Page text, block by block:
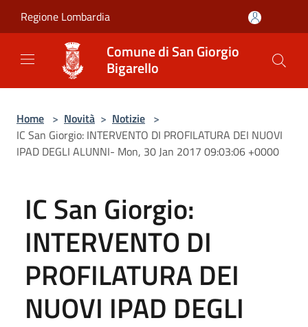
Regione Lombardia
Comune di San Giorgio
Bigarello
Home > Novità > Notizie >
IC San Giorgio: INTERVENTO DI PROFILATURA DEI NUOVI
IPAD DEGLI ALUNNI- Mon, 30 Jan 2017 09:03:06 +0000
IC San Giorgio:
INTERVENTO DI
PROFILATURA DEI
NUOVI IPAD DEGLI